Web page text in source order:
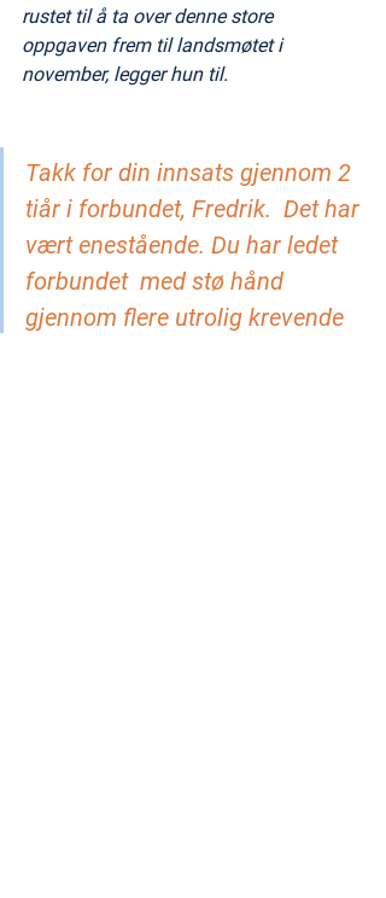
rustet til å ta over denne store
oppgaven frem til landsmøtet i
november, legger hun til.
Takk for din innsats gjennom 2
tiår i forbundet, Fredrik.  Det har
vært enestående. Du har ledet
forbundet  med stø hånd
gjennom flere utrolig krevende